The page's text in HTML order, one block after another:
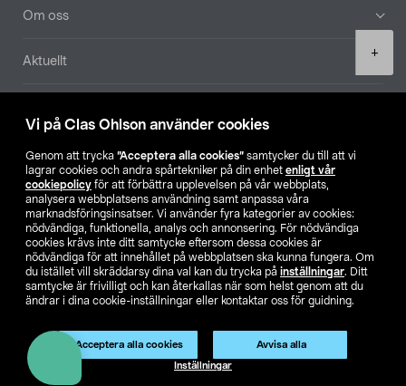
Vi på Clas Ohlson använder cookies
Genom att trycka ”Acceptera alla cookies” samtycker du till att vi
lagrar cookies och andra spårtekniker på din enhet enligt vår
cookiepolicy för att förbättra upplevelsen på vår webbplats,
analysera webbplatsens användning samt anpassa våra
marknadsföringsinsatser. Vi använder fyra kategorier av cookies:
nödvändiga, funktionella, analys och annonsering. För nödvändiga
cookies krävs inte ditt samtycke eftersom dessa cookies är
nödvändiga för att innehållet på webbplatsen ska kunna fungera. Om
du istället vill skräddarsy dina val kan du trycka på inställningar. Ditt
samtycke är frivilligt och kan återkallas när som helst genom att du
ändrar i dina cookie-inställningar eller kontaktar oss för guidning.
Acceptera alla cookies Avvisa alla
Inställningar
+
Om oss
Aktuellt
Hitta butik
SE NO FI
Ändra till priser exklusive moms